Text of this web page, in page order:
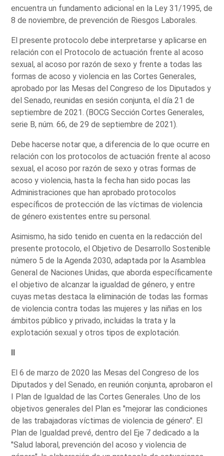
encuentra un fundamento adicional en la Ley 31/1995, de
8 de noviembre, de prevención de Riesgos Laborales.
El presente protocolo debe interpretarse y aplicarse en
relación con el Protocolo de actuación frente al acoso
sexual, al acoso por razón de sexo y frente a todas las
formas de acoso y violencia en las Cortes Generales,
aprobado por las Mesas del Congreso de los Diputados y
del Senado, reunidas en sesión conjunta, el día 21 de
septiembre de 2021. (BOCG Sección Cortes Generales,
serie B, núm. 66, de 29 de septiembre de 2021).
Debe hacerse notar que, a diferencia de lo que ocurre en
relación con los protocolos de actuación frente al acoso
sexual, el acoso por razón de sexo y otras formas de
acoso y violencia, hasta la fecha han sido pocas las
Administraciones que han aprobado protocolos
específicos de protección de las víctimas de violencia
de género existentes entre su personal.
Asimismo, ha sido tenido en cuenta en la redacción del
presente protocolo, el Objetivo de Desarrollo Sostenible
número 5 de la Agenda 2030, adaptada por la Asamblea
General de Naciones Unidas, que aborda específicamente
el objetivo de alcanzar la igualdad de género, y entre
cuyas metas destaca la eliminación de todas las formas
de violencia contra todas las mujeres y las niñas en los
ámbitos público y privado, incluidas la trata y la
explotación sexual y otros tipos de explotación.
II
El 6 de marzo de 2020 las Mesas del Congreso de los
Diputados y del Senado, en reunión conjunta, aprobaron el
I Plan de Igualdad de las Cortes Generales. Uno de los
objetivos generales del Plan es "mejorar las condiciones
de las trabajadoras víctimas de violencia de género". El
Plan de Igualdad prevé, dentro del Eje 7 dedicado a la
"Salud laboral, prevención del acoso y violencia de